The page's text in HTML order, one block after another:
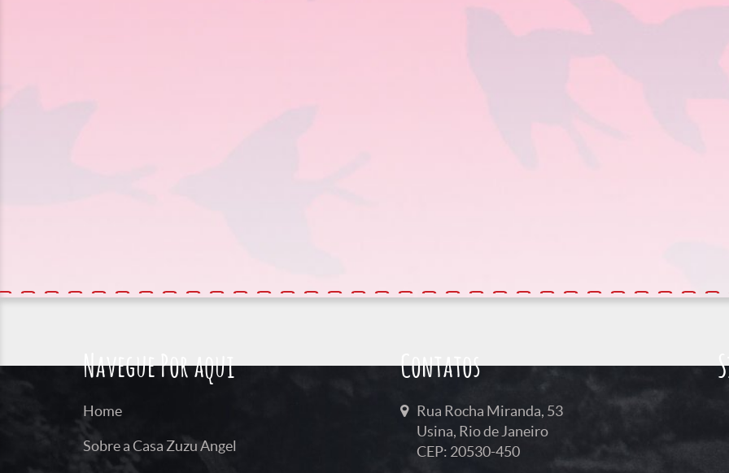
Navegue Por aqui
Home
Sobre a Casa Zuzu Angel
Contatos
Rua Rocha Miranda, 53
Usina, Rio de Janeiro
CEP: 20530-450